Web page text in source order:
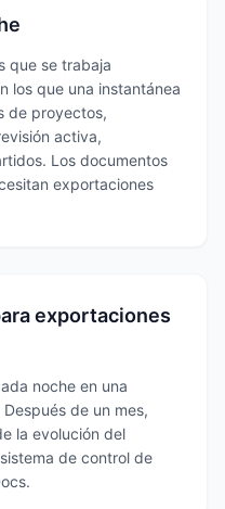
que se trabaja
los que una instantánea
de proyectos,
activa,
Los documentos
exportaciones
exportaciones
noche en una
de un mes,
la evolución del
de control de